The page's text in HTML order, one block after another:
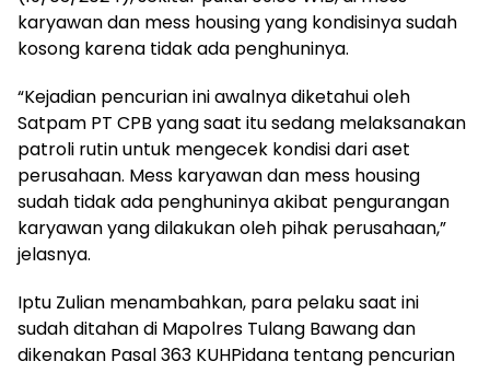
karyawan dan mess housing yang kondisinya sudah
kosong karena tidak ada penghuninya.
“Kejadian pencurian ini awalnya diketahui oleh
Satpam PT CPB yang saat itu sedang melaksanakan
patroli rutin untuk mengecek kondisi dari aset
perusahaan. Mess karyawan dan mess housing
sudah tidak ada penghuninya akibat pengurangan
karyawan yang dilakukan oleh pihak perusahaan,”
jelasnya.
Iptu Zulian menambahkan, para pelaku saat ini
sudah ditahan di Mapolres Tulang Bawang dan
dikenakan Pasal 363 KUHPidana tentang pencurian